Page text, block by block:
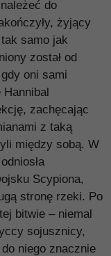
do
żyjący
samo jak
został od
oni sami
Hannibal
zachęcając
z taką
między sobą. W
Scypiona,
stronę rzeki. Po
bitwie – niemal
sojusznicy,
niego znacznie